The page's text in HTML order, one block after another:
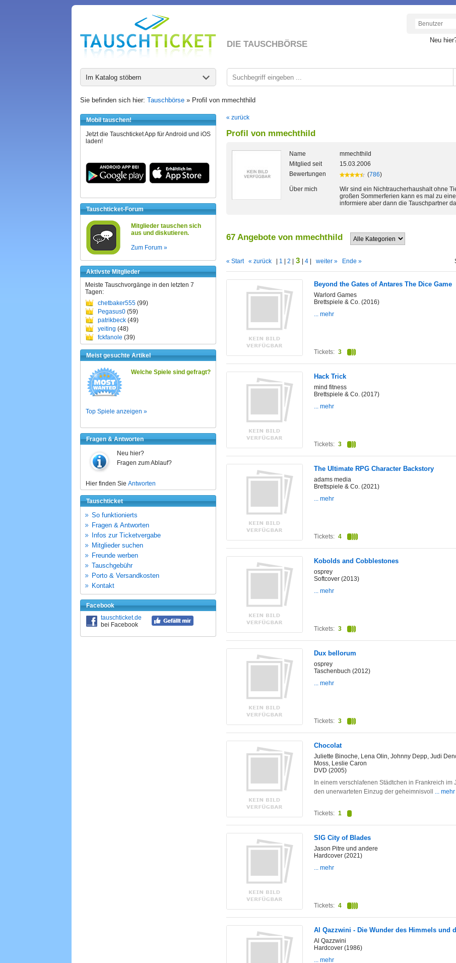
DIE TAUSCHBÖRSE Neu
Im Katalog stöbern
Sie befinden sich hier: Tauschbörse » Profil von mmechthild
Mobil tauschen!
Jetzt die Tauschticket App für Android und iOS
laden!
Tauschticket-Forum
Mitglieder tauschen sich
aus und diskutieren.
Zum Forum »
Aktivste Mitglieder
Meiste Tauschvorgänge in den letzten 7
Tagen:
chetbaker555 (99)
Pegasus0 (59)
patrikbeck (49)
yeiting (48)
fckfanole (39)
Meist gesuchte Artikel
Welche Spiele sind gefragt?
Top Spiele anzeigen »
Fragen & Antworten
Neu hier?
Fragen zum Ablauf?
Hier finden Sie Antworten
Tauschticket
So funktionierts
Fragen & Antworten
Infos zur Ticketvergabe
Mitglieder suchen
Freunde werben
Tauschgebühr
Porto & Versandkosten
Kontakt
Facebook
tauschticket.de
bei Facebook
« zurück
Profil von mmechthild
Name
mmechthild
Mitglied seit
15.03.2006
Bewertungen
(786)
Über mich
Wir sind ein Nichtraucherhaushalt ohne
großen Sommerferien kann es mal zu
informiere aber dann die Tauschpartner
67 Angebote von mmechthild
« Start « zurück 1 2 3 4 weiter » Ende »
Beyond the Gates of Antares The Dice Game
Warlord Games
Brettspiele & Co. (2016)
... mehr
Tickets: 3
Hack Trick
mind fitness
Brettspiele & Co. (2017)
... mehr
Tickets: 3
The Ultimate RPG Character Backstory
adams media
Brettspiele & Co. (2021)
... mehr
Tickets: 4
Kobolds and Cobblestones
osprey
Softcover (2013)
... mehr
Tickets: 3
Dux bellorum
osprey
Taschenbuch (2012)
... mehr
Tickets: 3
Chocolat
Juliette Binoche, Lena Olin, Johnny Depp, Judi
Moss, Leslie Caron
DVD (2005)
In einem verschlafenen Städtchen in Frankreich
den unerwarteten Einzug der geheimnisvoll ... mehr
Tickets: 1
SIG City of Blades
Jason Pitre und andere
Hardcover (2021)
... mehr
Tickets: 4
Al Qazzwini - Die Wunder des Himmels und
Al Qazzwini
Hardcover (1986)
... mehr